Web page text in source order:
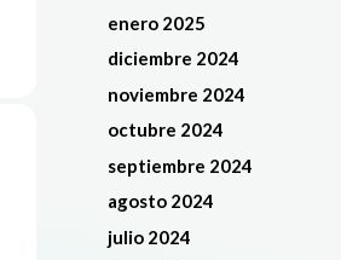
enero 2025
diciembre 2024
noviembre 2024
octubre 2024
septiembre 2024
agosto 2024
julio 2024